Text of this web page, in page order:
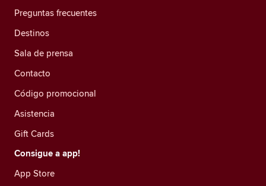
Preguntas frecuentes
Destinos
Sala de prensa
Contacto
Código promocional
Asistencia
Gift Cards
Consigue a app!
App Store